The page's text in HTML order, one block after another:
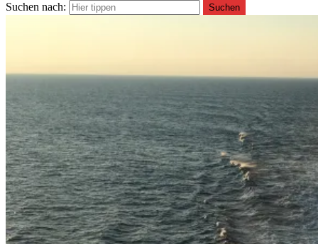
Suchen nach: Suchen